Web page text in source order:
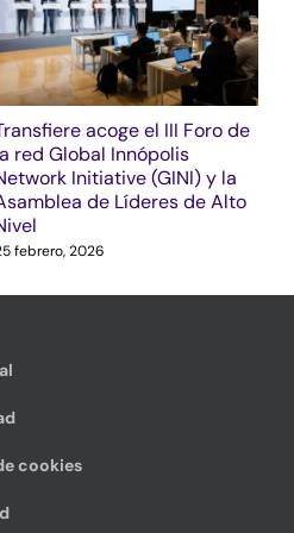
acoge el III Foro de
red Global Innópolis
Initiative (GINI) y la
de Líderes de Alto
febrero, 2026
cookies